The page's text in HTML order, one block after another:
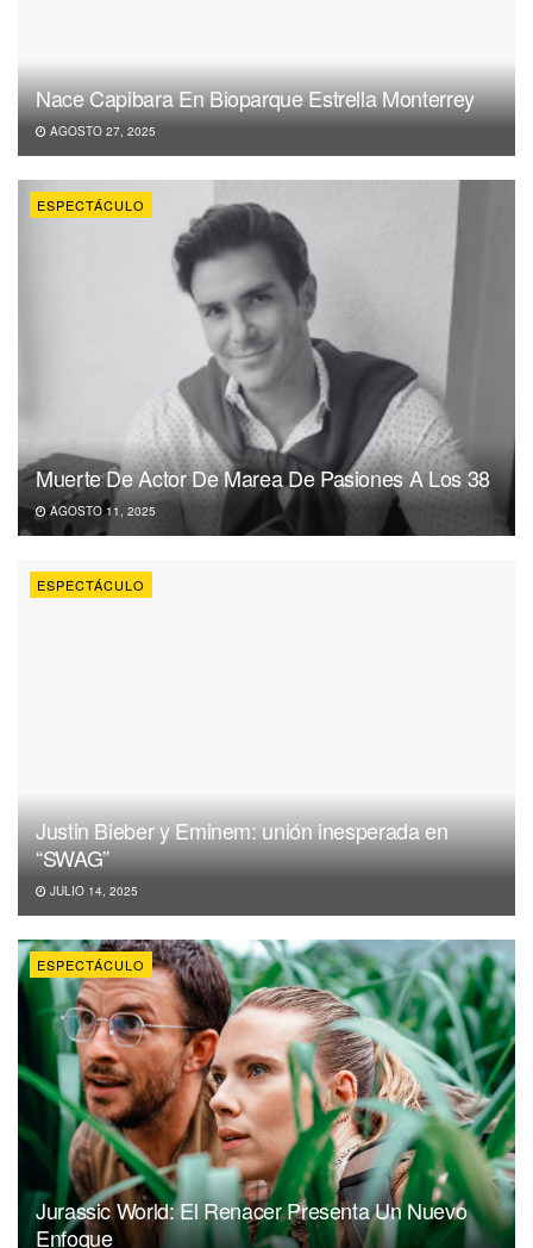
Nace Capibara En Bioparque Estrella Monterrey
AGOSTO 27, 2025
ESPECTÁCULO
Muerte De Actor De Marea De Pasiones A Los 38
AGOSTO 11, 2025
ESPECTÁCULO
Justin Bieber y Eminem: unión inesperada en
“SWAG”
JULIO 14, 2025
ESPECTÁCULO
Jurassic World: El Renacer Presenta Un Nuevo
Enfoque